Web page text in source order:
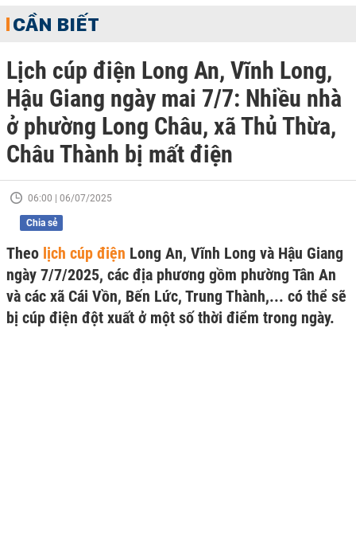
CẦN BIẾT
Lịch cúp điện Long An, Vĩnh Long,
Hậu Giang ngày mai 7/7: Nhiều nhà
ở phường Long Châu, xã Thủ Thừa,
Châu Thành bị mất điện
06:00 | 06/07/2025
Chia sẻ
Theo lịch cúp điện Long An, Vĩnh Long và Hậu Giang
ngày 7/7/2025, các địa phương gồm phường Tân An
và các xã Cái Vồn, Bến Lức, Trung Thành,... có thể sẽ
bị cúp điện đột xuất ở một số thời điểm trong ngày.